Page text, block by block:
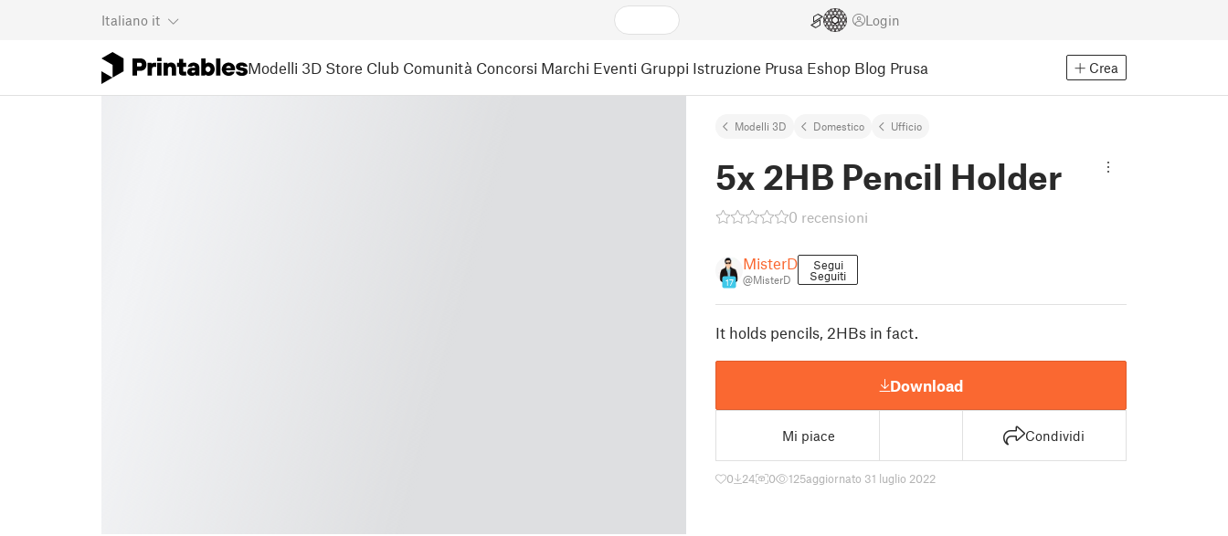
Italiano it Login
Modelli 3D Store Club Comunità Concorsi Marchi Eventi Gruppi Istruzione Prusa Eshop Blog Prusa Crea
Modelli 3D Domestico Ufﬁcio
5x 2HB Pencil Holder
0 recensioni
17
MisterD
@MisterD
Segui
Seguiti
It holds pencils, 2HBs in fact.
Download
Mi piace Condividi
0 24 0 125aggiornato 31 luglio 2022